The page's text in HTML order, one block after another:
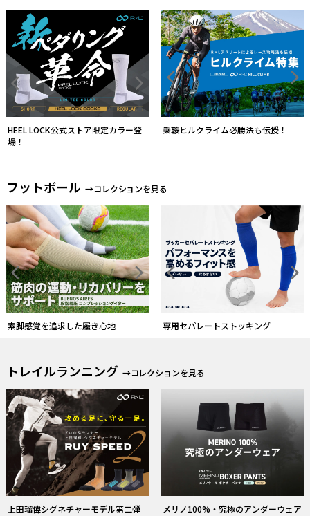
乗鞍ヒルクライム必勝法も伝授！
フットボール→コレクションを見る
素脚感覚を追求した履き心地
ソックスとストッキングを一体化す
る
トレイルランニング→コレクションを見る
上田瑠偉シグネチャーモデル第二弾 メリノ100%・究極のアンダーウェア
ウルトラマラソン→コレクションを見る